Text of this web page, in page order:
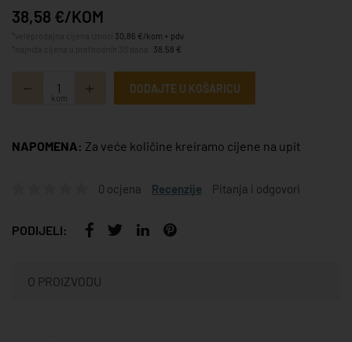
38,58 €/KOM
30,86 €/kom + pdv
38,58 €
kom
DODAJTE U KOŠARICU
NAPOMENA: Za veće količine kreiramo cijene na upit
0 ocjena Recenzije Pitanja i odgovori
PODIJELI:
O PROIZVODU